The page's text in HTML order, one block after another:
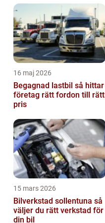
16 maj 2026
Begagnad lastbil så hittar
företag rätt fordon till rätt
pris
15 mars 2026
Bilverkstad sollentuna så
väljer du rätt verkstad för
din bil